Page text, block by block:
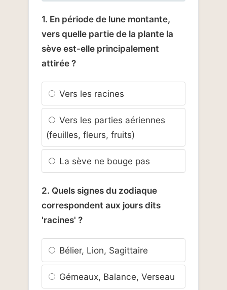
1. En période de lune montante,
vers quelle partie de la plante la
sève est-elle principalement
attirée ?
Vers les racines
Vers les parties aériennes
(feuilles, fleurs, fruits)
La sève ne bouge pas
2. Quels signes du zodiaque
correspondent aux jours dits
'racines' ?
Bélier, Lion, Sagittaire
Gémeaux, Balance, Verseau